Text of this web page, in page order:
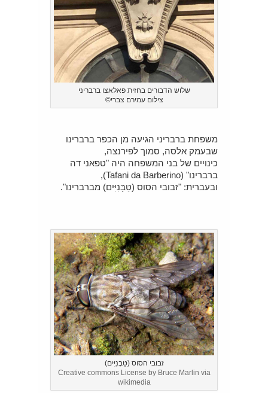
שלוש הדבורים בחזית פאלאצו ברבריני
צילום עמירם צברי©
משפחת ברבריני הגיעה מן הכפר ברברינו
שבעמק אלסה, סמוך לפירנצה,
כינויים של בני המשפחה היה "טפאני דה
ברברינו" (Tafani da Barberino),
ובעברית: "זבובי הסוס (טַּבָּנִיִּים) מברברינו".
זבובי הסוס (טַּבָּנִיִּים)
Creative commons License by Bruce Marlin via
wikimedia